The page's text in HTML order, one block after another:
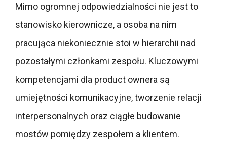
Mimo ogromnej odpowiedzialności nie jest to
stanowisko kierownicze, a osoba na nim
pracująca niekoniecznie stoi w hierarchii nad
pozostałymi członkami zespołu. Kluczowymi
kompetencjami dla product ownera są
umiejętności komunikacyjne, tworzenie relacji
interpersonalnych oraz ciągłe budowanie
mostów pomiędzy zespołem a klientem.